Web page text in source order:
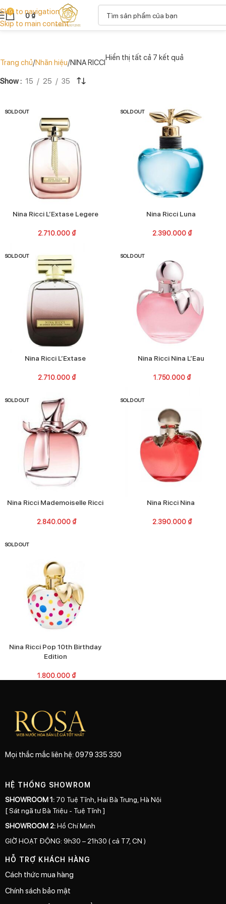
Skip to navigation
Skip to main content
0 0₫
Trang chủ Nhãn hiệu NINA RICCIHiển thị tất cả 7 kết quả
Show 15 25 35
SOLD OUT
Nina Ricci L’Extase Legere
2.710.000 ₫
SOLD OUT
Nina Ricci Luna
2.390.000 ₫
SOLD OUT
Nina Ricci L’Extase
2.710.000 ₫
SOLD OUT
Nina Ricci Nina L’Eau
1.750.000 ₫
SOLD OUT
Nina Ricci Mademoiselle Ricci
2.840.000 ₫
SOLD OUT
Nina Ricci Nina
2.390.000 ₫
SOLD OUT
Nina Ricci Pop 10th Birthday
Edition
1.800.000 ₫
Mọi thắc mắc liên hệ: 0979 335 330
HỆ THỐNG SHOWROM
SHOWROOM 1: 70 Tuệ Tĩnh, Hai Bà Trưng, Hà Nội
[ Sát ngã tư Bà Triệu - Tuệ Tĩnh ]
SHOWROOM 2:Hồ Chí Minh
GIỜ HOẠT ĐỘNG: 9h30 – 21h30 ( cả T7, CN )
HỖ TRỢ KHÁCH HÀNG
Cách thức mua hàng
Chính sách bảo mật